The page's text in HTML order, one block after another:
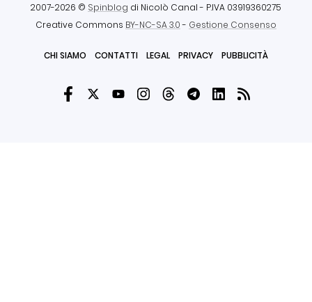
2007-2026 © Spinblog di Nicolò Canal - P.IVA 03919360275
Creative Commons BY-NC-SA 3.0- Gestione Consenso
CHI SIAMO CONTATTI LEGAL PRIVACY PUBBLICITÀ